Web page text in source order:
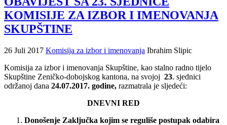
KOMISIJE ZA IZBOR I IMENOVANJA
SKUPŠTINE
26 Juli 2017 Komisija za izbor i imenovanja Ibrahim Slipic
Komisija za izbor i imenovanja Skupštine, kao stalno radno tijelo
Skupštine Zeničko-dobojskog kantona, na svojoj 23. sjednici
održanoj dana 24.07.2017. godine, razmatrala je sljedeći:
DNEVNI RED
Donošenje Zaključka kojim se reguliše postupak odabira